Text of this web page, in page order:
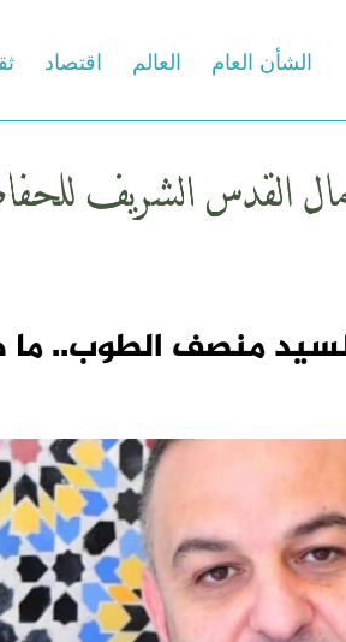
الشأن العام العالم اقتصاد
منصف الطوب.. ما